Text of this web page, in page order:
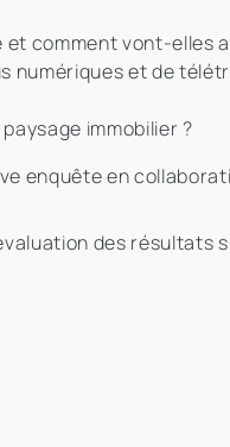
comment vont-elles
numériques et de
immobilier ?
enquête en
des résultats